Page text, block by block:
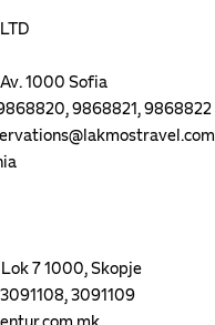
1000 Sofia
9868821, 9868822
7 1000, Skopje
3091109